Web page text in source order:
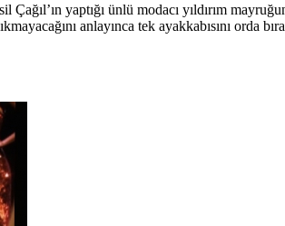
yaptığı ünlü modacı yıldırım
anlayınca tek ayakkabısını orda